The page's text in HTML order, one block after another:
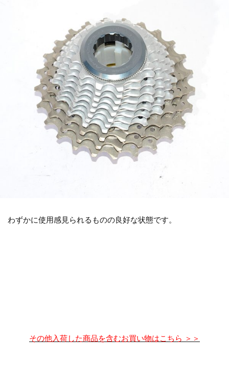
わずかに使用感見られるものの良好な状態です。
その他入荷した商品を含むお買い物はこちら ＞＞